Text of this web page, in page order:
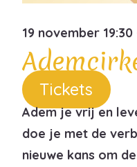
19 november 19:30
Tickets
Adem je vrij en
doe je met de
nieuwe kans om